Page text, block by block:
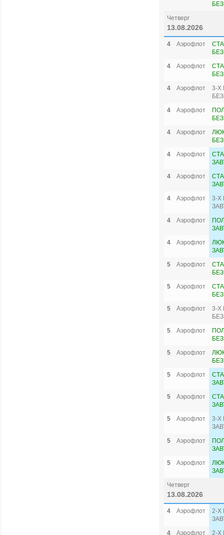
Четверг
13.08.2026
4 Аэрофлот
4
Аэрофлот
4
Аэрофлот
3-Х
4
Аэрофлот
4
Аэрофлот
4
Аэрофлот
4
Аэрофлот
4
Аэрофлот
3-Х
4
Аэрофлот
4
Аэрофлот
5
Аэрофлот
5
Аэрофлот
5
Аэрофлот
3-Х
5
Аэрофлот
5
Аэрофлот
5
Аэрофлот
5
Аэрофлот
5
Аэрофлот
3-Х
5
Аэрофлот
5
Аэрофлот
Четверг
13.08.2026
4 Аэрофлот
2-Х
4
Аэрофлот 2-Х